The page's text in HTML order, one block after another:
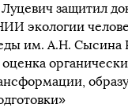
защитил
экологии
им. А.Н. Сысина